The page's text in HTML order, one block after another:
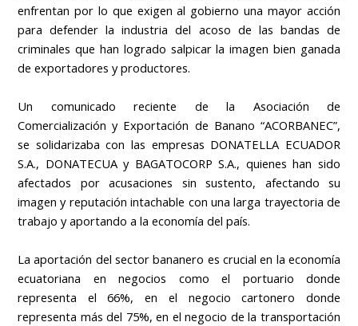
enfrentan por lo que exigen al gobierno una mayor acción
para defender la industria del acoso de las bandas de
criminales que han logrado salpicar la imagen bien ganada
de exportadores y productores.
Un comunicado reciente de la Asociación de
Comercialización y Exportación de Banano “ACORBANEC”,
se solidarizaba con las empresas DONATELLA ECUADOR
S.A., DONATECUA y BAGATOCORP S.A., quienes han sido
afectados por acusaciones sin sustento, afectando su
imagen y reputación intachable con una larga trayectoria de
trabajo y aportando a la economía del país.
La aportación del sector bananero es crucial en la economía
ecuatoriana en negocios como el portuario donde
representa el 66%, en el negocio cartonero donde
representa más del 75%, en el negocio de la transportación